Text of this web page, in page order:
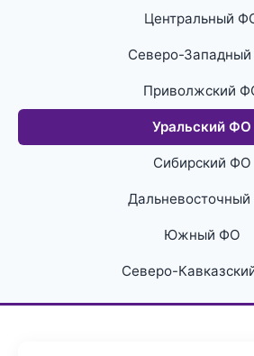
Центральный
Северо-
Приволжский
Уральский ФО
Сибирский ФО
Южный ФО
Северо-